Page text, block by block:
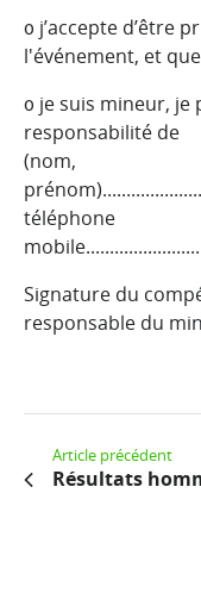
᧐ j’accepte d’être
l'événement, et
᧐ je suis mineur, je
responsabilité de
(nom,
téléphone
Signature du
responsable du
Article précédent
Résultats